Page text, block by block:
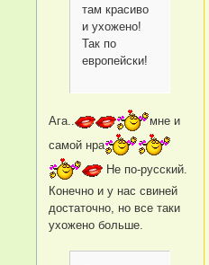
там красиво
и ухожено!
Так по
европейски!
Ага..
мне и
самой нра
Не по-русский.
Конечно и у нас свиней
достаточно, но все таки
ухожено больше.